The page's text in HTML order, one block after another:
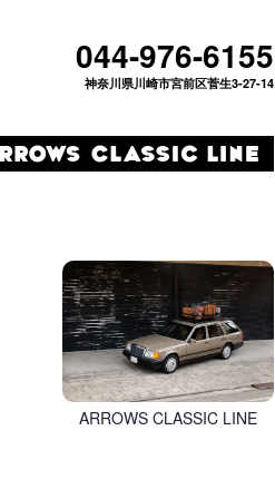
044-976-6155
神奈川県川崎市宮前区菅生3-27-14
ARROWS CLASSIC LINE